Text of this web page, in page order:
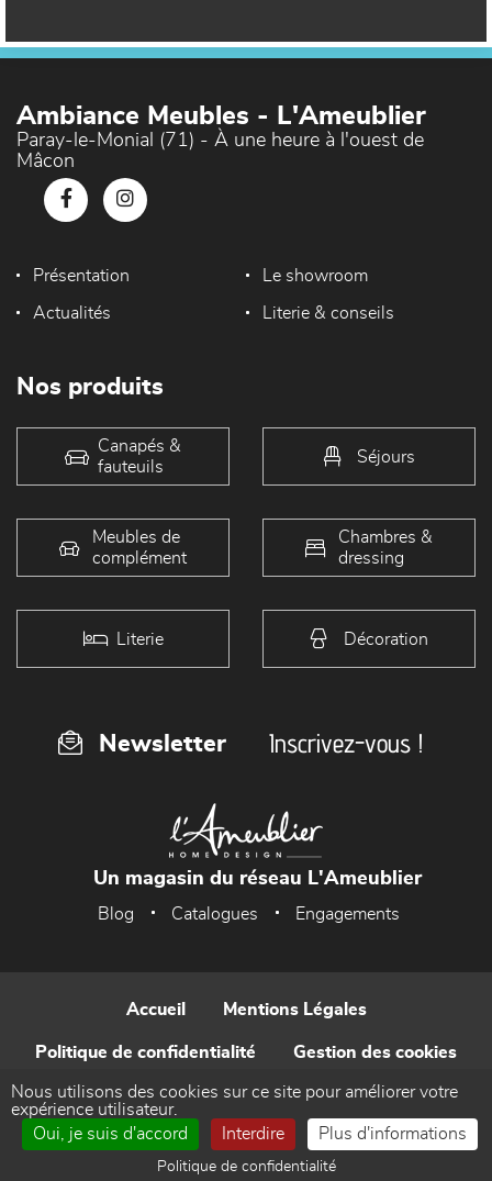
Ambiance Meubles - L'Ameublier
Paray-le-Monial (71) - À une heure à l'ouest de
Mâcon
Présentation Le showroom
Actualités Literie & conseils
Nos produits
Canapés &
fauteuils
Séjours
Meubles de
complément
Chambres &
dressing
Literie Décoration
Newsletter Inscrivez-vous !
Un magasin du réseau L'Ameublier
Blog Catalogues Engagements
Accueil Mentions Légales
Politique de confidentialité Gestion des cookies
Contact
Réalisé par WEB Enseignes
Nous utilisons des cookies sur ce site pour améliorer votre
expérience utilisateur.
Oui, je suis d'accord
Interdire Plus d'informations
Politique de confidentialité